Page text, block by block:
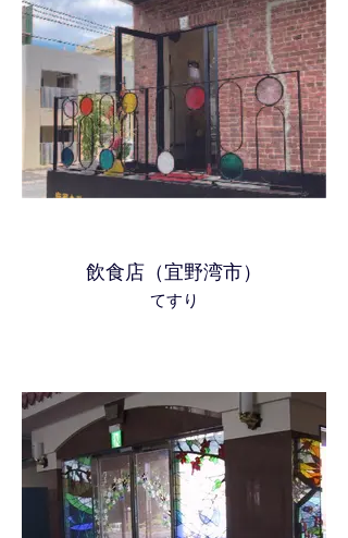
飲食店（宜野湾市）
てすり